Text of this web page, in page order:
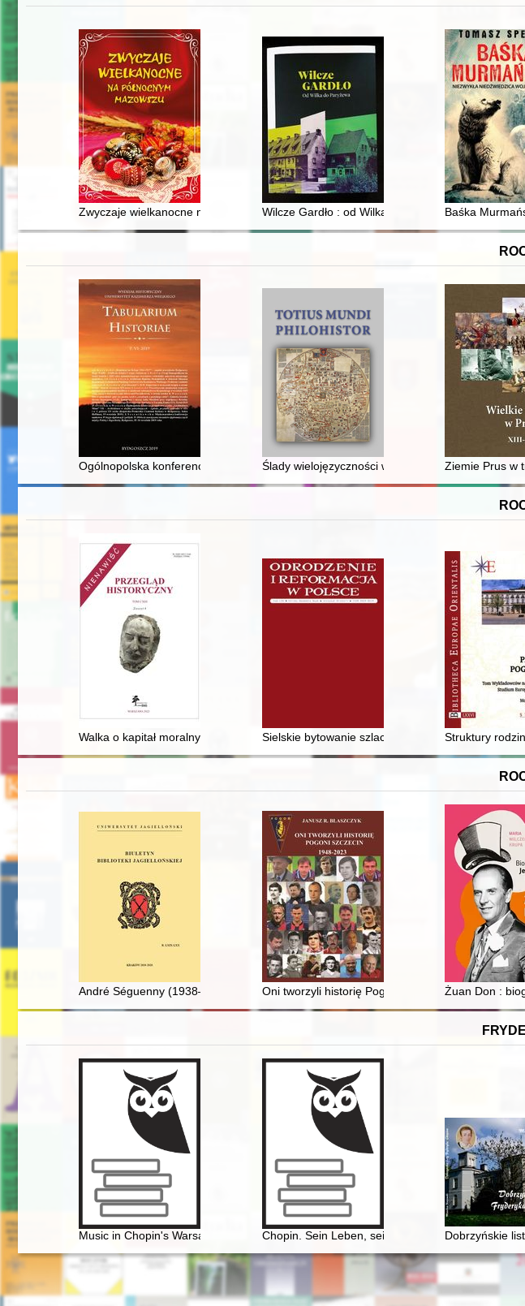
Zwyczaje wielkanocne na północnym MazowszuWilcze Gardło : od Wilka do ParyżewaBaśka
Ogólnopolska konferencja naukowa z cyklu „Architektura Miast” VII - Architektura w
Ślady wielojęzyczności w społeczeństwie Polski
Ziemie Prus w
Walka o kapitał moralny w polu polskiej inteligencji : Wojciech Roszkowski jako aktor
Sielskie bytowanie szlachty a stanowe powinności
Struktury
André Séguenny (1938–2019) Oni tworzyli historię Pogoni 1948-2023 : leksykon
Żuan Don :
Music in Chopin's Warsaw Chopin. Sein Leben, sein Werk, seine ZeitDobrzyńskie